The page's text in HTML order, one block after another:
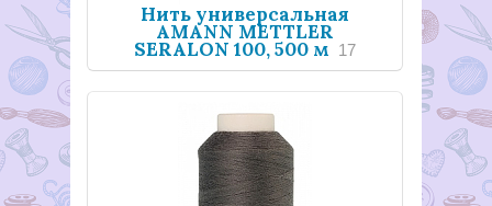
Нить универсальная
AMANN METTLER
SERALON 100, 500 м 17